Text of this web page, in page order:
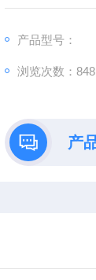
产品型号：
浏览次数：848
产